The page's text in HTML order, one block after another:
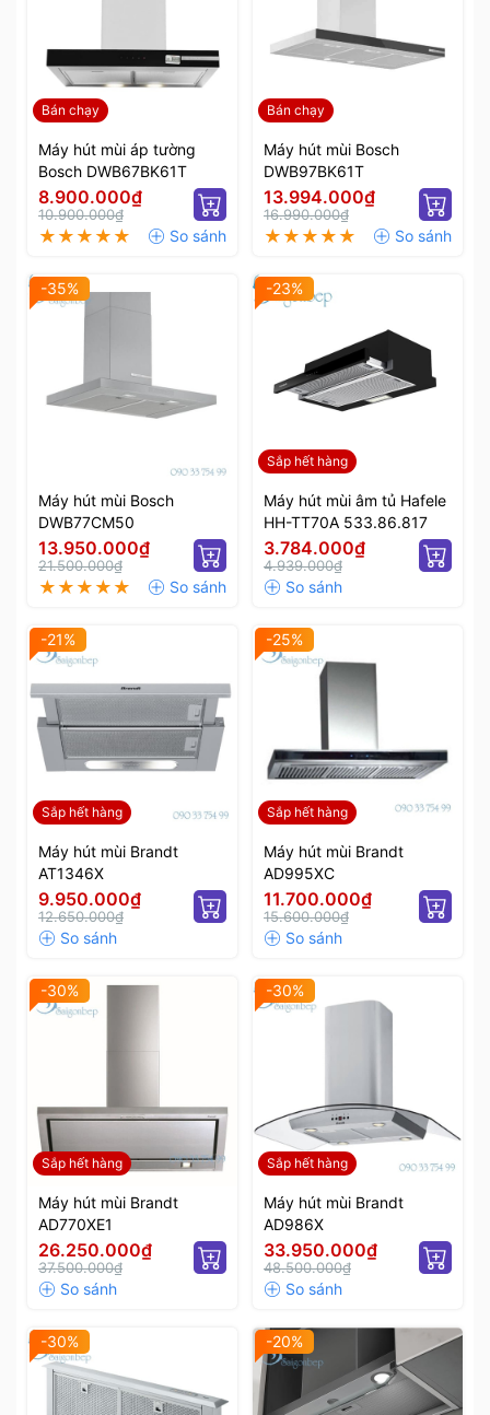
Bán chạy
Máy hút mùi áp tường
Bosch DWB67BK61T
8.900.000₫
10.900.000₫
Bán chạy
Máy hút mùi Bosch
DWB97BK61T
13.994.000₫
16.990.000₫
-35%
Máy hút mùi Bosch
DWB77CM50
13.950.000₫
21.500.000₫
Sắp hết hàng
-23%
Máy hút mùi âm tủ Hafele
HH-TT70A 533.86.817
3.784.000₫
4.939.000₫
Sắp hết hàng
-21%
Máy hút mùi Brandt
AT1346X
9.950.000₫
12.650.000₫
Sắp hết hàng
-25%
Máy hút mùi Brandt
AD995XC
11.700.000₫
15.600.000₫
Sắp hết hàng
-30%
Máy hút mùi Brandt
AD770XE1
26.250.000₫
37.500.000₫
Sắp hết hàng
-30%
Máy hút mùi Brandt
AD986X
33.950.000₫
48.500.000₫
-30% -20%